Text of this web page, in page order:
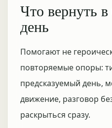
Что вернуть
день
Помогают не
повторяемые опоры:
предсказуемый день,
движение, разговор
раскрыться сразу.